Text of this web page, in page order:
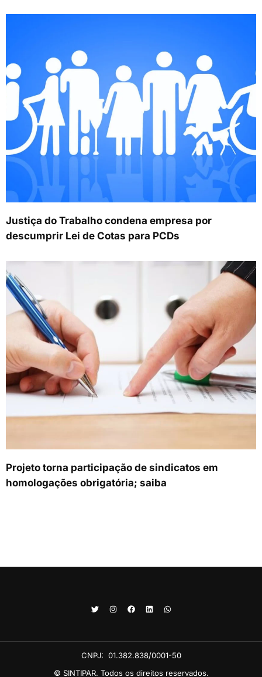
Justiça do Trabalho condena empresa por
descumprir Lei de Cotas para PCDs
Projeto torna participação de sindicatos em
homologações obrigatória; saiba
CNPJ: 01.382.838/0001-50
© SINTIPAR. Todos os direitos reservados.